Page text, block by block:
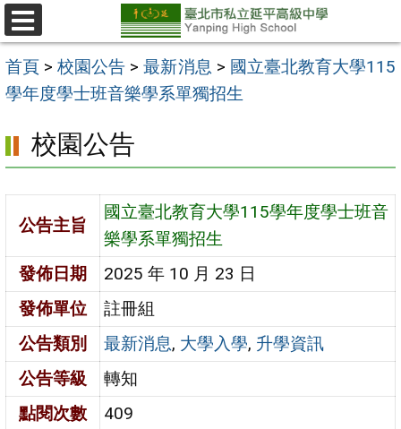
跳
至
主
要
區
選
單
首頁 >校園公告 >最新消息 > 國立臺北教育大學115
學年度學士班音樂學系單獨招生
校園公告
公告主旨
國立臺北教育大學115學年度學士班音
樂學系單獨招生
發佈日期
2025 年 10 月 23 日
發佈單位
註冊組
公告類別
最新消息, 大學入學, 升學資訊
公告等級
轉知
點閱次數
409